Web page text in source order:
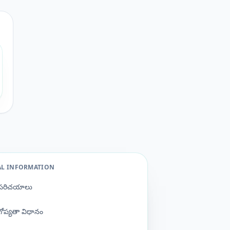
INFORMATION
విధానం